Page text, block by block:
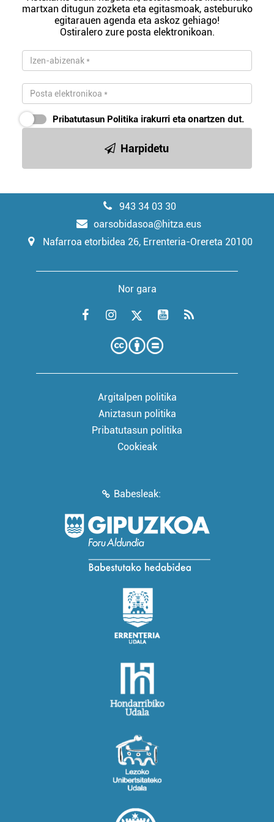
martxan ditugun zozketa eta egitasmoak, asteburuko
egitarauen agenda eta askoz gehiago!
Ostiralero zure posta elektronikoan.
Pribatutasun Politika irakurri eta onartzen dut.
Harpidetu
943 34 03 30
oarsobidasoa@hitza.eus
Nafarroa etorbidea 26, Errenteria-Orereta 20100
Nor gara
Argitalpen politika
Aniztasun politika
Pribatutasun politika
Cookieak
Babesleak: